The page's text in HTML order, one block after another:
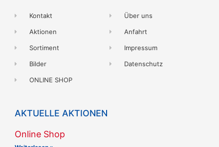
Kontakt
Aktionen
Sortiment
Bilder
ONLINE SHOP
Über uns
Anfahrt
Impressum
Datenschutz
AKTUELLE AKTIONEN
Online Shop